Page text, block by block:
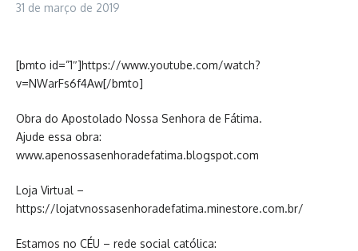
31 de março de 2019
[bmto id=”1″]https://www.youtube.com/watch?
v=NWarFs6f4Aw[/bmto]
Obra do Apostolado Nossa Senhora de Fátima.
Ajude essa obra:
www.apenossasenhoradefatima.blogspot.com
Loja Virtual –
https://lojatvnossasenhoradefatima.minestore.com.br/
Estamos no CÉU – rede social católica: